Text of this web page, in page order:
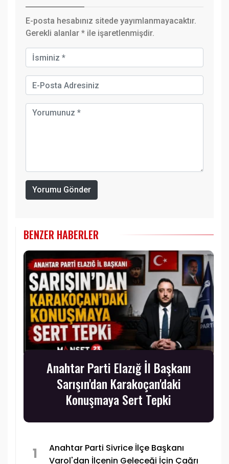
E-posta hesabınız sitede yayımlanmayacaktır.
Gerekli alanlar * ile işaretlenmişdir.
Yorumu Gönder
BENZER HABERLER
Anahtar Parti Elazığ İl Başkanı
Sarışın'dan Karakoçan'daki
Konuşmaya Sert Tepki
1
Anahtar Parti Sivrice İlçe Başkanı
Varol'dan İlçenin Geleceği İçin Çağrı